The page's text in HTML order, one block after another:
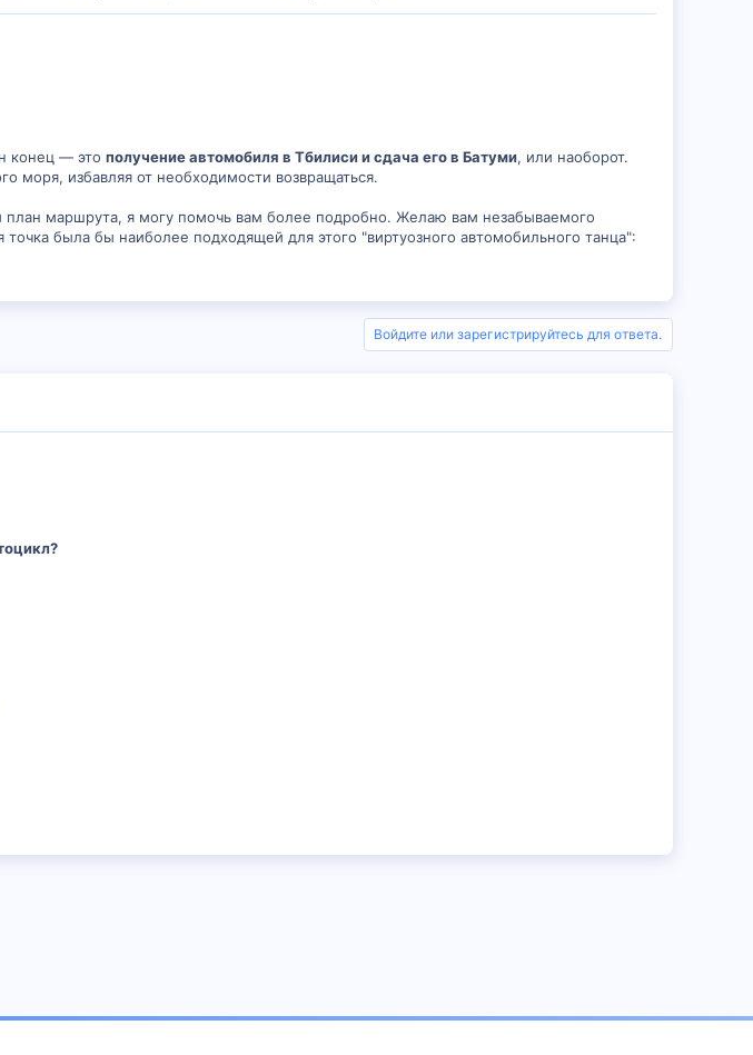
конец — это получение автомобиля в Тбилиси и сдача его в Батуми, или наоборот.
моря, избавляя от необходимости возвращаться.
план маршрута, я могу помочь вам более подробно. Желаю вам незабываемого
была бы наиболее подходящей для этого "виртуозного автомобильного танца":
Войдите или зарегистрируйтесь для ответа.